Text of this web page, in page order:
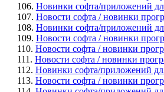
106. Новинки софта/приложений
107. Новости софта / новинки
108. Новинки софта/приложений
109. Новости софта / новинки
110. Новости софта / новинки
111. Новости софта / новинки
112. Новинки софта/приложений
113. Новости софта / новинки